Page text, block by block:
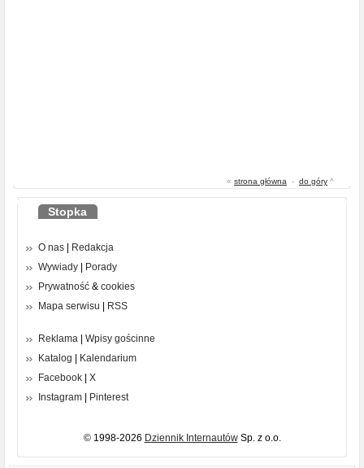
« strona główna - do góry ^
Stopka
O nas
Redakcja
Wywiady
Porady
Prywatność & cookies
Mapa serwisu
RSS
Reklama
Wpisy gościnne
Katalog
Kalendarium
Facebook
X
Instagram
Pinterest
© 1998-2026 Dziennik InternautówSp. z o.o.